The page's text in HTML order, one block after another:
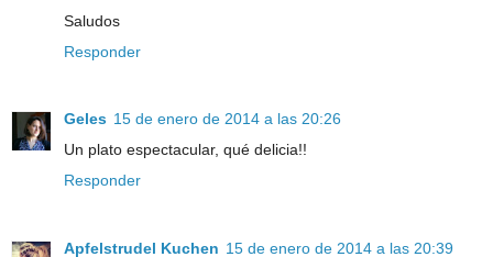
Saludos
Responder
Geles 15 de enero de 2014 a las 20:26
Un plato espectacular, qué delicia!!
Responder
Apfelstrudel Kuchen 15 de enero de 2014 a las 20:39